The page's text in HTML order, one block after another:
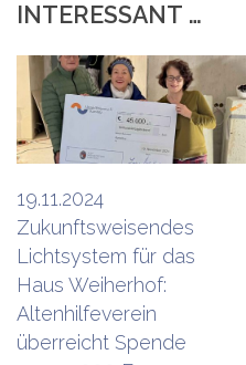
INTERESSANT …
19.11.2024
Zukunftsweisendes
Lichtsystem für das
Haus Weiherhof:
Altenhilfeverein
überreicht Spende